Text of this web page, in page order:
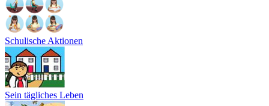
Schulische Aktionen
Sein tägliches Leben